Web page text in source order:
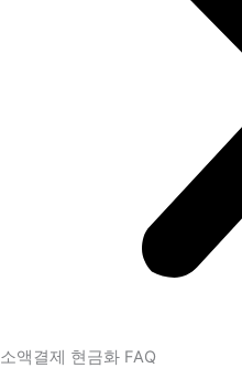
소액결제 현금화 FAQ​